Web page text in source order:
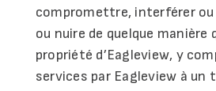
compromettre, interférer
ou nuire de quelque manière
propriété d’Eagleview, y
services par Eagleview à un